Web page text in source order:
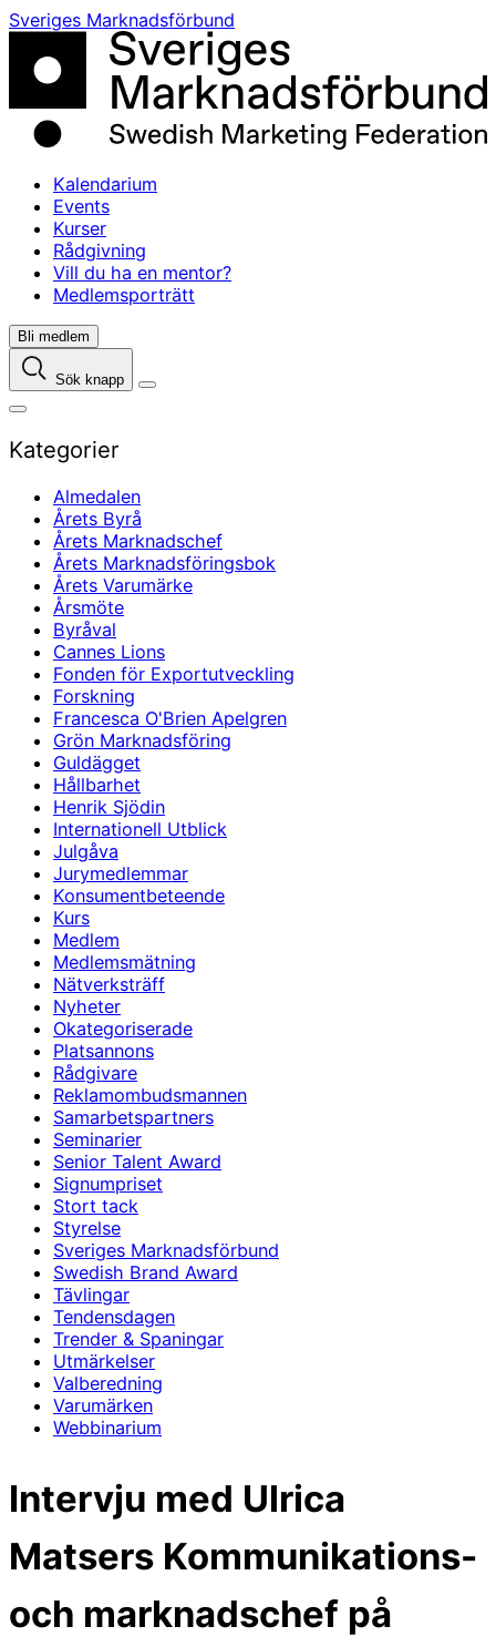
Skip
content
Sveriges Marknadsförbund
Kalendarium
Events
Kurser
Rådgivning
Vill du ha en mentor?
Medlemsporträtt
Bli medlem
Sök knapp
Kategorier
Almedalen
Årets Byrå
Årets Marknadschef
Årets Marknadsföringsbok
Årets Varumärke
Årsmöte
Byråval
Cannes Lions
Fonden för Exportutveckling
Forskning
Francesca O'Brien Apelgren
Grön Marknadsföring
Guldägget
Hållbarhet
Henrik Sjödin
Internationell Utblick
Julgåva
Jurymedlemmar
Konsumentbeteende
Kurs
Medlem
Medlemsmätning
Nätverksträff
Nyheter
Okategoriserade
Platsannons
Rådgivare
Reklamombudsmannen
Samarbetspartners
Seminarier
Senior Talent Award
Signumpriset
Stort tack
Styrelse
Sveriges Marknadsförbund
Swedish Brand Award
Tävlingar
Tendensdagen
Trender & Spaningar
Utmärkelser
Valberedning
Varumärken
Webbinarium
Intervju med Ulrica
Matsers Kommunikations-
och marknadschef på